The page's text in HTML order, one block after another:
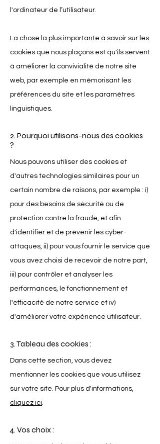
l'ordinateur de l’utilisateur.
La chose la plus importante à savoir sur les
cookies que nous plaçons est qu'ils servent
à améliorer la convivialité de notre site
web, par exemple en mémorisant les
préférences du site et les paramètres
linguistiques.
2. Pourquoi utilisons-nous des cookies
?
Nous pouvons utiliser des cookies et
d'autres technologies similaires pour un
certain nombre de raisons, par exemple : i)
pour des besoins de sécurité ou de
protection contre la fraude, et afin
d'identifier et de prévenir les cyber-
attaques, ii) pour vous fournir le service que
vous avez choisi de recevoir de notre part,
iii) pour contrôler et analyser les
performances, le fonctionnement et
l'efficacité de notre service et iv)
d'améliorer votre expérience utilisateur.
3. Tableau des cookies :
Dans cette section, vous devez
mentionner les cookies que vous utilisez
sur votre site. Pour plus d'informations,
cliquez ici.
4. Vos choix :